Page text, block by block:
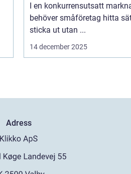
I en konkurrensutsatt
behöver småföretag hitta
sticka ut utan ...
14 december 2025
Adress